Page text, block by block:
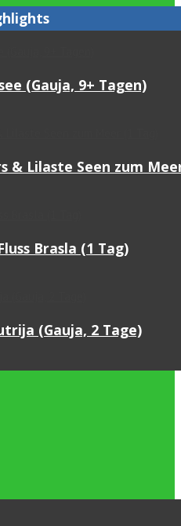
(Gauja, 9+ Tagen)
& Lilaste Seen zum
Brasla (1 Tag)
(Gauja, 2 Tage)